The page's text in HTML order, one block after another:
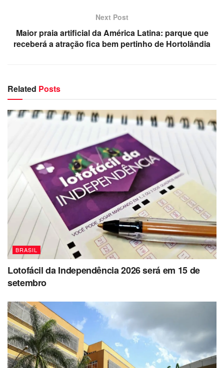
Next Post
Maior praia artificial da América Latina: parque que
receberá a atração fica bem pertinho de Hortolândia
Related Posts
BRASIL
Lotofácil da Independência 2026 será em 15 de
setembro